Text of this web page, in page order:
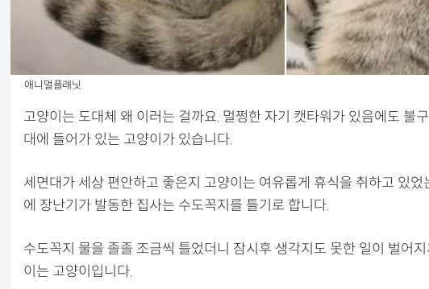
애니멀플래닛
고양이는 도대체 왜 이러는 걸까요. 멀쩡한 자기 캣타워가 있음에도 불
대에 들어가 있는 고양이가 있습니다.
세면대가 세상 편안하고 좋은지 고양이는 여유롭게 휴식을 취하고 있었
에 장난기가 발동한 집사는 수도꼭지를 틀기로 합니다.
수도꼭지 물을 졸졸 조금씩 틀었더니 잠시후 생각지도 못한 일이 벌어
이는 고양이입니다.